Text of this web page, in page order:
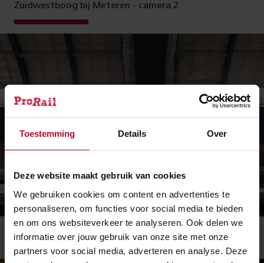
Toestemming Details Over
Deze website maakt gebruik van cookies
We gebruiken cookies om content en advertenties te
personaliseren, om functies voor social media te bieden
en om ons websiteverkeer te analyseren. Ook delen we
informatie over jouw gebruik van onze site met onze
partners voor social media, adverteren en analyse. Deze
Zuidwestboog bij Meteren - camera 2
Station Amsterdam Centraal - camera 1
Geef toestemming voor voorkeuren om deze
video te bekijken